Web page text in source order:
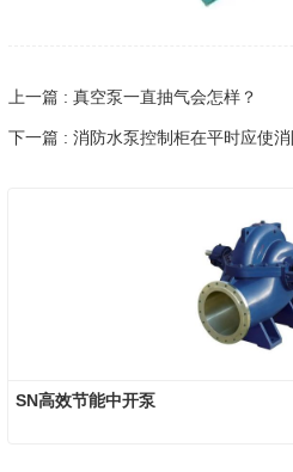
上一篇 : 真空泵一直抽气会怎样？
SN高效节能中开泵